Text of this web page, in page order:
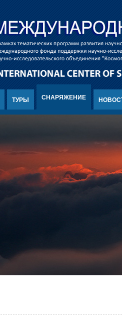
ТУРЫ СНАРЯЖЕНИЕ